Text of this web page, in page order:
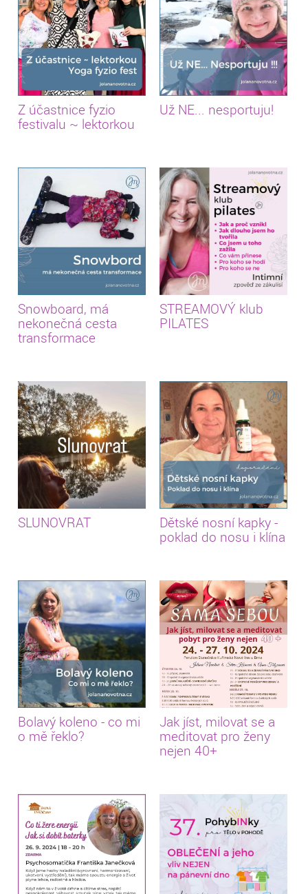
Z účastnice fyzio
festivalu ~ lektorkou
Už NE... nesportuju!
Snowboard, má
nekonečná cesta
transformace
STREAMOVÝ klub
PILATES
SLUNOVRAT
Dětské nosní kapky -
poklad do nosu i klína
Bolavý koleno - co mi
o mě řeklo?
Jak jíst, milovat se a
meditovat pro ženy
nejen 40+